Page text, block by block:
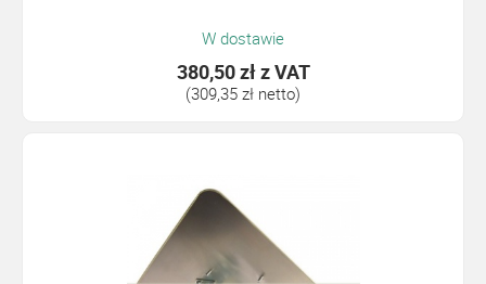
W dostawie
380,50 złz VAT
(309,35 zł netto)